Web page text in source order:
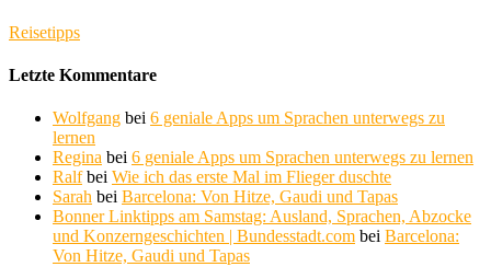
Reisetipps
Letzte Kommentare
Wolfgang bei 6 geniale Apps um Sprachen unterwegs zu
lernen
Regina bei 6 geniale Apps um Sprachen unterwegs zu lernen
Ralfbei Wie ich das erste Mal im Flieger duschte
Sarah bei Barcelona: Von Hitze, Gaudi und Tapas
Bonner Linktipps am Samstag: Ausland, Sprachen, Abzocke
und Konzerngeschichten | Bundesstadt.com bei Barcelona:
Von Hitze, Gaudi und Tapas